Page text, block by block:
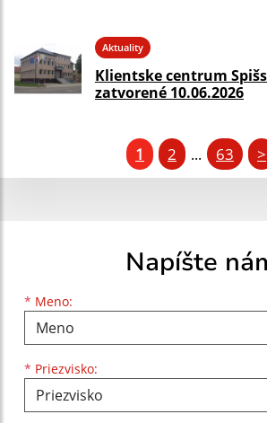
Aktuality
Klientske centrum
zatvorené 10.06.2026
1 2 ... 63 >
Napíšte
* Meno:
Meno
* Priezvisko:
Priezvisko
E-mailová adresa